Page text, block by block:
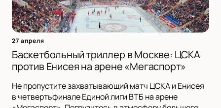
27 апреля
Баскетбольный триллер в Москве: ЦСКА
против Енисея на арене «Мегаспорт»
Не пропустите захватывающий матч ЦСКА и Енисея
в четвертьфинале Единой лиги ВТБ на арене